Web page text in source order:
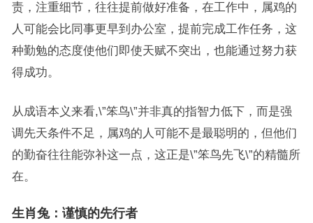
责，注重细节，往往提前做好准备，在工作中，属鸡的
人可能会比同事更早到办公室，提前完成工作任务，这
种勤勉的态度使他们即使天赋不突出，也能通过努力获
得成功。
从成语本义来看,\”笨鸟\”并非真的指智力低下，而是强
调先天条件不足，属鸡的人可能不是最聪明的，但他们
的勤奋往往能弥补这一点，这正是\”笨鸟先飞\”的精髓所
在。
生肖兔：谨慎的先行者